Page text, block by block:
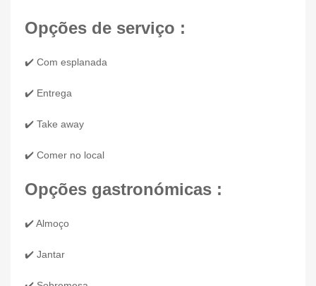
Opções de serviço :
✔️ Com esplanada
✔️ Entrega
✔️ Take away
✔️ Comer no local
Opções gastronómicas :
✔️ Almoço
✔️ Jantar